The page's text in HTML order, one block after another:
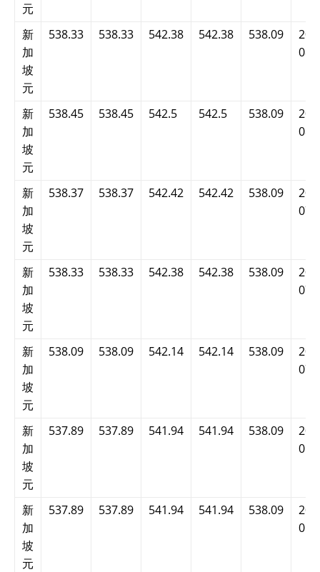
元
新
加
坡
元
538.33 538.33 542.38 542.38 538.09
新
加
坡
元
538.45 538.45 542.5 542.5 538.09
新
加
坡
元
538.37 538.37 542.42 542.42 538.09
新
加
坡
元
538.33 538.33 542.38 542.38 538.09
新
加
坡
元
538.09 538.09 542.14 542.14 538.09
新
加
坡
元
537.89 537.89 541.94 541.94 538.09
新
加
坡
元
537.89 537.89 541.94 541.94 538.09